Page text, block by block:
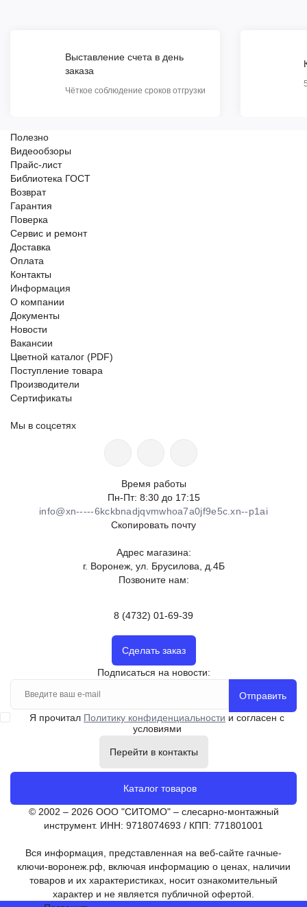
Выставление счета в день
заказа
Чёткое соблюдение сроков отгрузки
Полезно
Видеообзоры
Прайс-лист
Библиотека ГОСТ
Возврат
Гарантия
Поверка
Сервис и ремонт
Доставка
Оплата
Контакты
Информация
О компании
Документы
Новости
Вакансии
Цветной каталог (PDF)
Поступление товара
Производители
Сертификаты
Мы в соцсетях
Время работы
Пн-Пт: 8:30 до 17:15
info@xn-----6kckbnadjqvmwhoa7a0jf9e5c.xn--p1ai
Скопировать почту
Адрес магазина:
г. Воронеж, ул. Брусилова, д.4Б
Позвоните нам:
8 (4732) 01-69-39
Сделать заказ
Подписаться на новости:
Отправить
Я прочитал Политику конфиденциальности и согласен с
условиями
Перейти в контакты
Каталог товаров
© 2002 – 2026 ООО "СИТОМО" – слесарно-монтажный
инструмент. ИНН: 9718074693 / КПП: 771801001
Вся информация, представленная на веб-сайте гачные-
ключи-воронеж.рф, включая информацию о ценах, наличии
товаров и их характеристиках, носит ознакомительный
характер и не является публичной офертой.